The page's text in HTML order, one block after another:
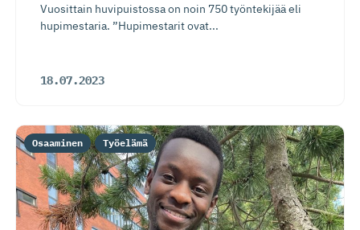
Vuosittain huvipuistossa on noin 750 työntekijää eli
hupimestaria. ”Hupimestarit ovat...
18.07.2023
Osaaminen Työelämä